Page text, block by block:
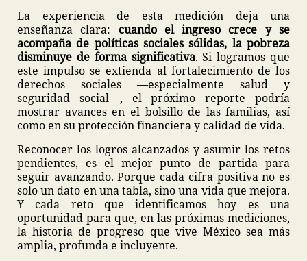
La experiencia de esta medición deja una
enseñanza clara: cuando el ingreso crece y se
acompaña de políticas sociales sólidas, la pobreza
disminuye de forma significativa. Si logramos que
este impulso se extienda al fortalecimiento de los
derechos sociales —especialmente salud y
seguridad social—, el próximo reporte podría
mostrar avances en el bolsillo de las familias, así
como en su protección financiera y calidad de vida.
Reconocer los logros alcanzados y asumir los retos
pendientes, es el mejor punto de partida para
seguir avanzando. Porque cada cifra positiva no es
solo un dato en una tabla, sino una vida que mejora.
Y cada reto que identificamos hoy es una
oportunidad para que, en las próximas mediciones,
la historia de progreso que vive México sea más
amplia, profunda e incluyente.